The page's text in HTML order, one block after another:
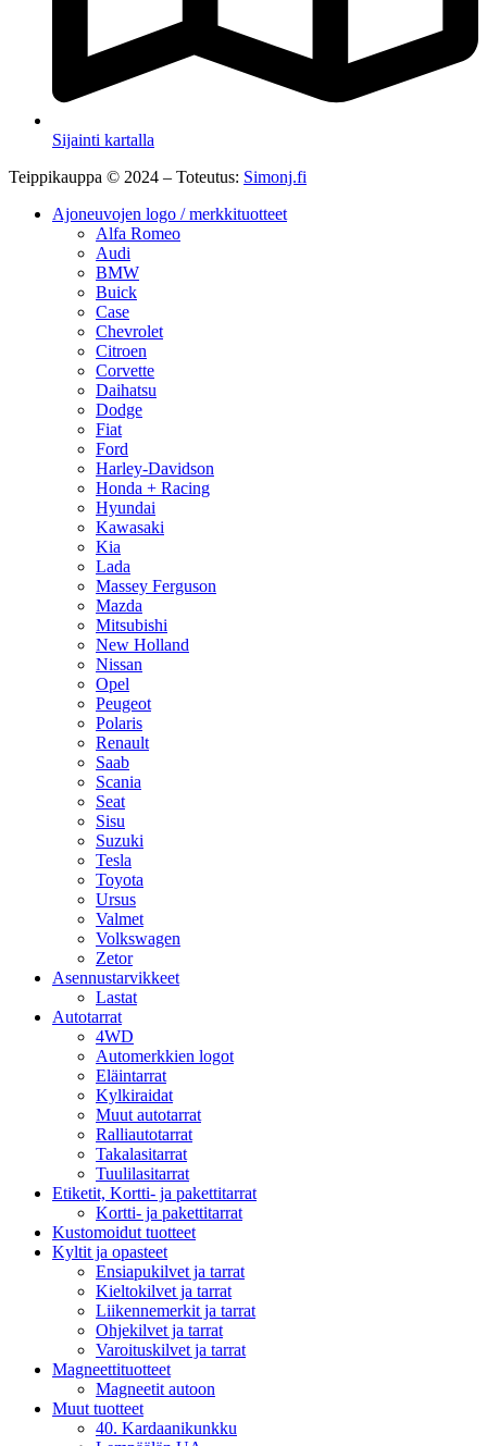
Sijainti kartalla
Teippikauppa © 2024 – Toteutus: Simonj.fi
Ajoneuvojen logo / merkkituotteet
Alfa Romeo
Audi
BMW
Buick
Case
Chevrolet
Citroen
Corvette
Daihatsu
Dodge
Fiat
Ford
Harley-Davidson
Honda + Racing
Hyundai
Kawasaki
Kia
Lada
Massey Ferguson
Mazda
Mitsubishi
New Holland
Nissan
Opel
Peugeot
Polaris
Renault
Saab
Scania
Seat
Sisu
Suzuki
Tesla
Toyota
Ursus
Valmet
Volkswagen
Zetor
Asennustarvikkeet
Lastat
Autotarrat
4WD
Automerkkien logot
Eläintarrat
Kylkiraidat
Muut autotarrat
Ralliautotarrat
Takalasitarrat
Tuulilasitarrat
Etiketit, Kortti- ja pakettitarrat
Kortti- ja pakettitarrat
Kustomoidut tuotteet
Kyltit ja opasteet
Ensiapukilvet ja tarrat
Kieltokilvet ja tarrat
Liikennemerkit ja tarrat
Ohjekilvet ja tarrat
Varoituskilvet ja tarrat
Magneettituotteet
Magneetit autoon
Muut tuotteet
40. Kardaanikunkku